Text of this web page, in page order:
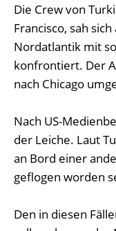
Die Crew von
Francisco, sah
Nordatlantik mit
konfrontiert. Der
nach Chicago
Nach US-
der Leiche. Laut
an Bord einer
geflogen worden
Den in diesen